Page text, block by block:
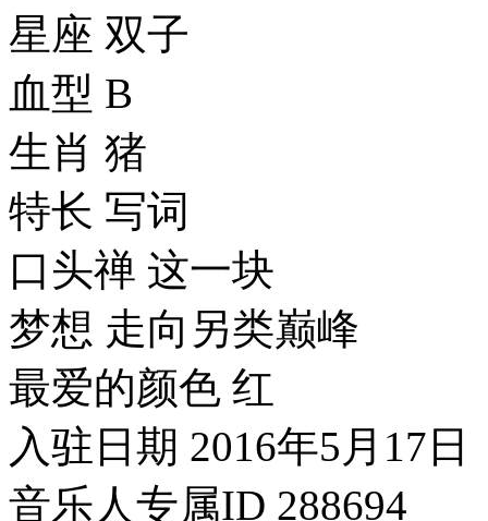
星座 双子
血型 B
生肖 猪
特长 写词
口头禅 这一块
梦想 走向另类巅峰
最爱的颜色 红
入驻日期 2016年5月17日
音乐人专属ID 288694